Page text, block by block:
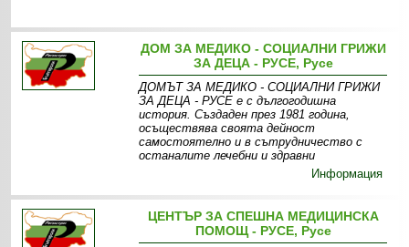
ДОМ ЗА МЕДИКО - СОЦИАЛНИ ГРИЖИ
ЗА ДЕЦА - РУСЕ, Русе
ДОМЪТ ЗА МЕДИКО - СОЦИАЛНИ ГРИЖИ
ЗА ДЕЦА - РУСЕ е с дългогодишна
история. Създаден през 1981 година,
осъществява своята дейност
самостоятелно и в сътрудничество с
останалите лечебни и здравни
Информация
ЦЕНТЪР ЗА СПЕШНА МЕДИЦИНСКА
ПОМОЩ - РУСЕ, Русе